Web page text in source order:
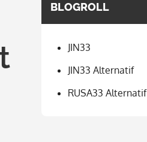
BLOGROLL
JIN33
JIN33 Alternatif
RUSA33 Alternatif